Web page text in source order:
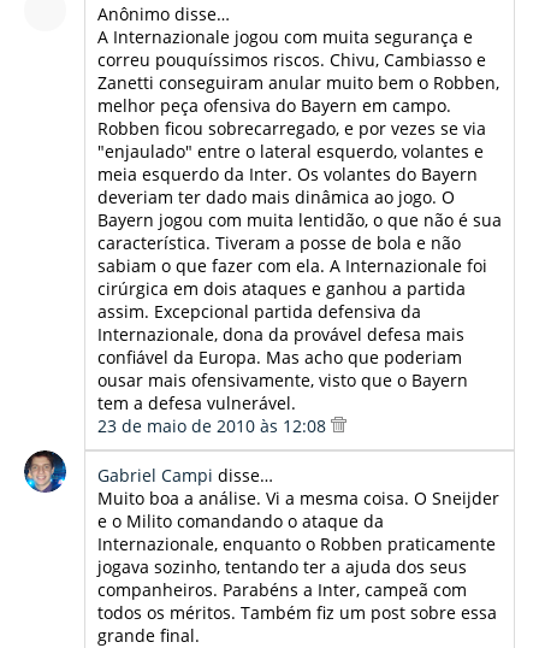
Anônimo disse…
A Internazionale jogou com muita segurança e
correu pouquíssimos riscos. Chivu, Cambiasso e
Zanetti conseguiram anular muito bem o Robben,
melhor peça ofensiva do Bayern em campo.
Robben ficou sobrecarregado, e por vezes se via
"enjaulado" entre o lateral esquerdo, volantes e
meia esquerdo da Inter. Os volantes do Bayern
deveriam ter dado mais dinâmica ao jogo. O
Bayern jogou com muita lentidão, o que não é sua
característica. Tiveram a posse de bola e não
sabiam o que fazer com ela. A Internazionale foi
cirúrgica em dois ataques e ganhou a partida
assim. Excepcional partida defensiva da
Internazionale, dona da provável defesa mais
confiável da Europa. Mas acho que poderiam
ousar mais ofensivamente, visto que o Bayern
tem a defesa vulnerável.
23 de maio de 2010 às 12:08
Gabriel Campi disse…
Muito boa a análise. Vi a mesma coisa. O Sneijder
e o Milito comandando o ataque da
Internazionale, enquanto o Robben praticamente
jogava sozinho, tentando ter a ajuda dos seus
companheiros. Parabéns a Inter, campeã com
todos os méritos. Também fiz um post sobre essa
grande final.